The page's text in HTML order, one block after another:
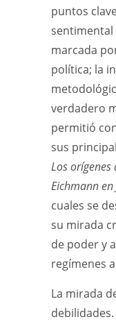
puntos
sentimental
marcada
política; la
verdadero
permitió
sus
Los
Eichmann en
cuales se
su mirada
de poder y
regímenes
La mirada